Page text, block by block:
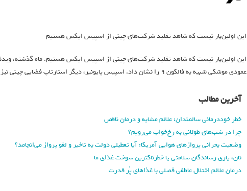
این اولین‌بار نیست که شاهد تقلید شرکت‌های چینی از اسپیس ایکس هستیم
این اولین‌بار نیست که شاهد تقلید شرکت‌های چینی از اسپیس ایکس هستیم. ماه گذشته،
عمودی موشکی شبیه به فالکون ۹ را نشان داد. اسپیس پایونیر، دیگر استارتاپ فضایی چینی نیز قصد دارد نسخه‌ی کپی خود از موشک اسپیس ایکس را بسازد.
آخرین مطالب
خطر خوددرمانی سالمندان: علائم مشابه و درمان ناقص
چرا در شب‌های طولانی به رخ‌خواب می‌رویم؟
وضعیت بحرانی پروازهای هوایی آمریکا: آیا تعطیلی دولت به تاخیر و لغو پرواز می‌انجامد؟
نان، یاری رساندگان سلامتی یا خطرناکترین سوخت غذای ما
درمان علائم اختلال عاطفی فصلی با غذاهای پُر قدرت